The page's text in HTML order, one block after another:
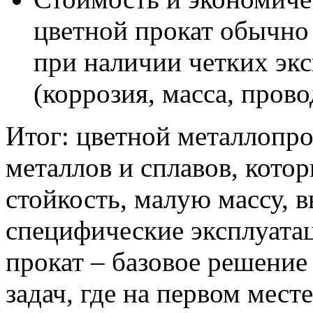
цветной прокат
при наличии четких
(коррозия, масса,
Итог: цветной
металлов и сплавов,
стойкость, малую массу,
специфические
прокат – базовое
задач, где на первом